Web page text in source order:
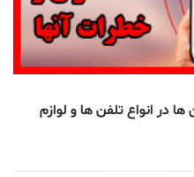
در انواع تلفن ها و لوازم